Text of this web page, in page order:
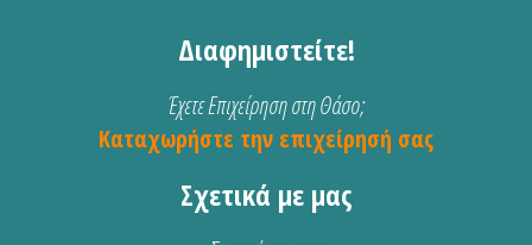
Διαφημιστείτε!
Έχετε Επιχείρηση στη Θάσο;
Καταχωρήστε την επιχείρησή σας
Σχετικά με μας